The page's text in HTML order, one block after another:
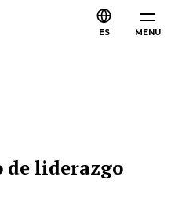
MENU
ES
de liderazgo